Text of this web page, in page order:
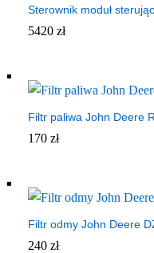
Sterownik moduł
5420 zł
Filtr paliwa John Deere
170 zł
Filtr odmy John Deere
240 zł